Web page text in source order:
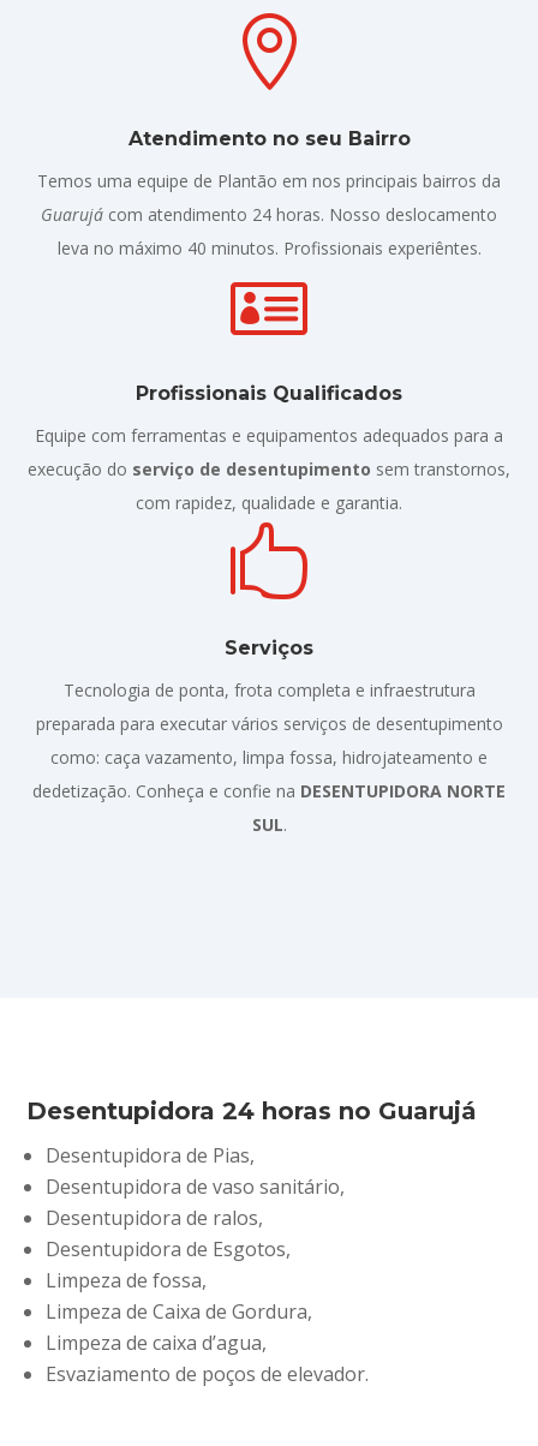

Atendimento no seu Bairro
Temos uma equipe de Plantão em nos principais bairros da
Guarujá com atendimento 24 horas. Nosso deslocamento
leva no máximo 40 minutos. Profissionais experiêntes.

Profissionais Qualificados
Equipe com ferramentas e equipamentos adequados para a
execução do serviço de desentupimento sem transtornos,
com rapidez, qualidade e garantia.

Serviços
Tecnologia de ponta, frota completa e infraestrutura
preparada para executar vários serviços de desentupimento
como: caça vazamento, limpa fossa, hidrojateamento e
dedetização. Conheça e confie na DESENTUPIDORA NORTE
SUL.
Desentupidora 24 horas no Guarujá
Desentupidora de Pias,
Desentupidora de vaso sanitário,
Desentupidora de ralos,
Desentupidora de Esgotos,
Limpeza de fossa,
Limpeza de Caixa de Gordura,
Limpeza de caixa d’agua,
Esvaziamento de poços de elevador.